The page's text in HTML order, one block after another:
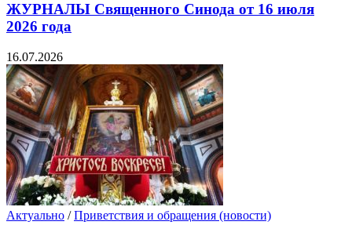
ЖУРНАЛЫ Священного Синода от 16 июля
2026 года
16.07.2026
Актуально /Приветствия и обращения (новости)